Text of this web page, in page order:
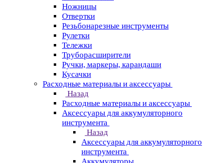
Ножницы
Отвертки
Резьбонарезные инструменты
Рулетки
Тележки
Труборасширители
Ручки, маркеры, карандаши
Кусачки
Расходные материалы и аксессуары
Назад
Расходные материалы и аксессуары
Аксессуары для аккумуляторного
инструмента
Назад
Аксессуары для аккумуляторного
инструмента